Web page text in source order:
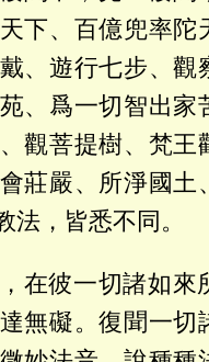
下、百億兜率陀
、遊行七步、觀
、爲一切智出家
觀菩提樹、梵王
莊嚴、所淨國土
，皆悉不同。
在彼一切諸如來
無礙。復聞一切